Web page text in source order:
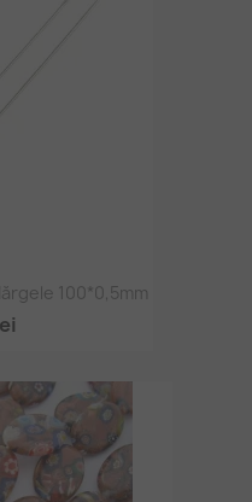
100*0,5mm